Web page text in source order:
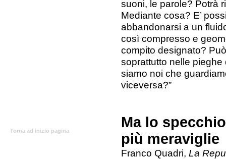
suoni, le parole? Potrà
Mediante cosa? E’
abbandonarsi a un
così compresso e
compito designato?
soprattutto nelle
siamo noi che
viceversa?”
Torna ad inizio pagina
Ma lo
più meraviglie
Franco Quadri, La